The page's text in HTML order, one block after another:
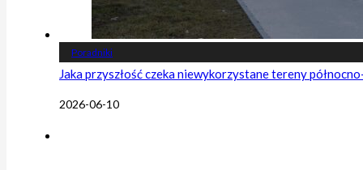
Poradniki
Jaka przyszłość czeka niewykorzystane tereny
2026-06-10